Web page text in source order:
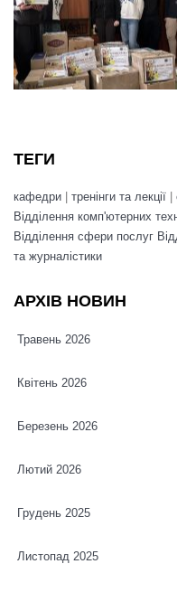
ТЕГИ
кафедри тренінги та лекції
Відділення комп'ютерних
Відділення сфери послуг
та журналістики
АРХІВ НОВИН
Травень 2026
Квітень 2026
Березень 2026
Лютий 2026
Грудень 2025
Листопад 2025